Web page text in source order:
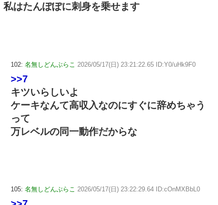
私はたんぽぽに刺身を乗せます
102: 名無しどんぶらこ 2026/05/17(日) 23:21:22.65 ID:Y0/uHk9F0
>>7
キツいらしいよ
ケーキなんて高収入なのにすぐに辞めちゃう
って
万レベルの同一動作だからな
105: 名無しどんぶらこ 2026/05/17(日) 23:22:29.64 ID:cOnMXBbL0